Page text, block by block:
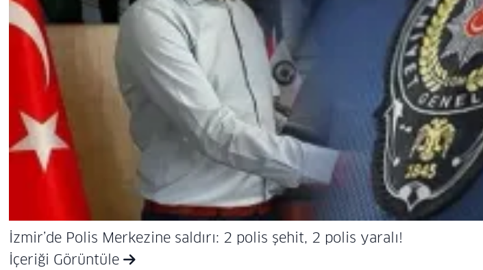
İzmir’de Polis Merkezine saldırı: 2 polis şehit, 2 polis yaralı!
İçeriği Görüntüle